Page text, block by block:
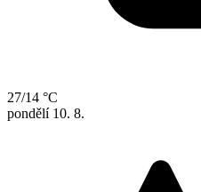
27/14 °C
pondělí 10. 8.